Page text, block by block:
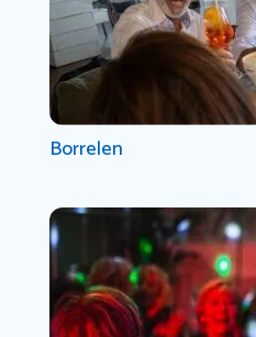
Borrelen